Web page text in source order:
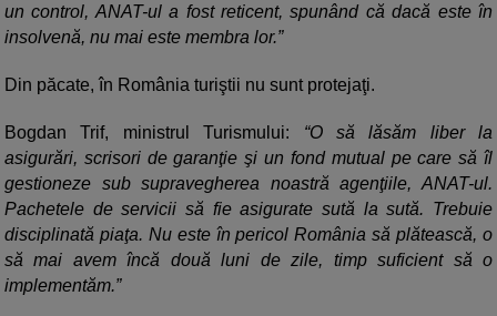
un control, ANAT-ul a fost reticent, spunând că dacă este în
insolvenă, nu mai este membra lor.”
Din păcate, în România turiştii nu sunt protejaţi.
Bogdan Trif, ministrul Turismului: “O să lăsăm liber la
asigurări, scrisori de garanţie şi un fond mutual pe care să îl
gestioneze sub supravegherea noastră agenţiile, ANAT-ul.
Pachetele de servicii să fie asigurate sută la sută. Trebuie
disciplinată piaţa. Nu este în pericol România să plătească, o
să mai avem încă două luni de zile, timp suficient să o
implementăm.”